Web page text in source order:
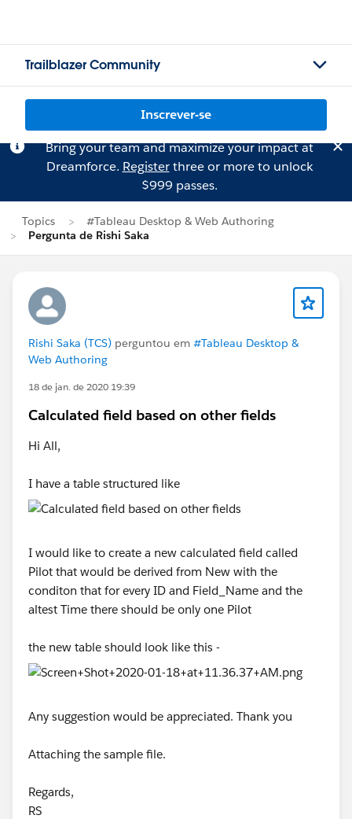
Trailblazer Community
Inscrever-se
Bring your team and maximize your impact at
Dreamforce. Registerthree or more to unlock
$999 passes.
Topics
#Tableau Desktop & Web Authoring
Pergunta de Rishi Saka
Rishi Saka (TCS) perguntou em #Tableau Desktop &
Web Authoring
18 de jan. de 2020 19:39
Calculated field based on other fields
Hi All,
I have a table structured like
I would like to create a new calculated field called
Pilot that would be derived from New with the
conditon that for every ID and Field_Name and the
altest Time there should be only one Pilot
the new table should look like this -
Any suggestion would be appreciated. Thank you
Attaching the sample file.
Regards,
RS